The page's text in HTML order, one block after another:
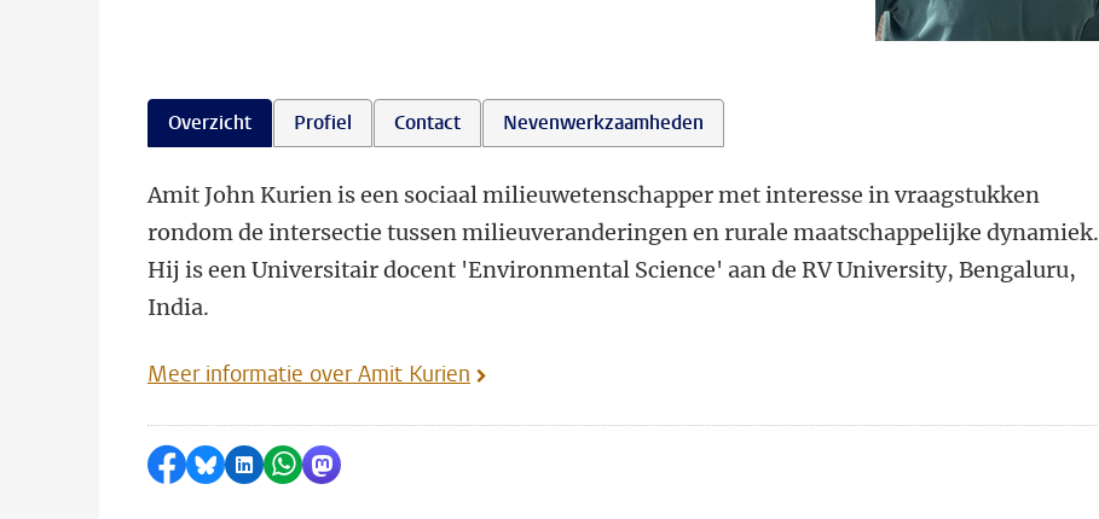
Overzicht Profiel Contact Nevenwerkzaamheden
Amit John Kurien is een sociaal milieuwetenschapper met interesse in vraagstukken
rondom de intersectie tussen milieuveranderingen en rurale maatschappelijke dynamiek.
Hij is een Universitair docent 'Environmental Science' aan de RV University, Bengaluru,
India.
Meer informatie over Amit Kurien
Delen op Facebook
Delen via Bluesky
Delen op LinkedIn
Delen via WhatsApp
Delen via Mastodon